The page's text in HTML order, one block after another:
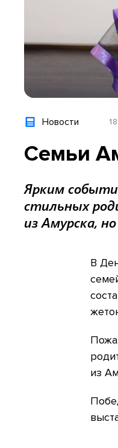
Новости
Семьи
Ярким
стильных
из Амурска,
В
из